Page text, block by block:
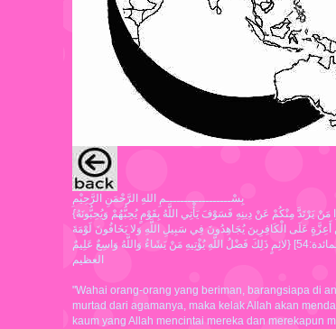
بِسْــــــــــــــــــمِ اللهِ الرَّحْمَنِ الرَّحِيْمِ
{يَا أَيُّهَا الَّذِينَ آمَنُوا مَنْ يَرْتَدَّ مِنْكُمْ عَنْ دِينِهِ فَسَوْفَ يَأْتِي اللَّهُ بِقَوْمٍ يُحِبُّهُمْ وَيُحِبُّونَهُ
أَعِزَّةٍ عَلَى الْكَافِرِينَ يُجَاهِدُونَ فِي سَبِيلِ اللَّهِ وَلا يَخَافُونَ لَوْمَةَ
لائِمٍ ذَلِكَ فَضْلُ اللَّهِ يُؤْتِيهِ مَنْ يَشَاءُ وَاللَّهُ وَاسِعٌ عَلِيمٌ} [المائدة:54]. صــــدق الله
العظيم
"Wahai orang-orang yang beriman, barangsiapa di
murtad dari agamanya, maka kelak Allah akan
kaum yang Allah mencintai mereka dan merekapun